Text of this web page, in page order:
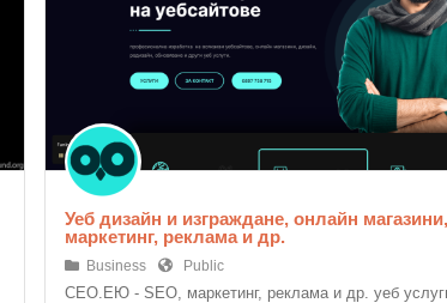
Уеб дизайн и изграждане, онлайн
маркетинг, реклама и др.
Business Public
СЕО.ЕЮ - SEO, маркетинг, реклама и др. уеб